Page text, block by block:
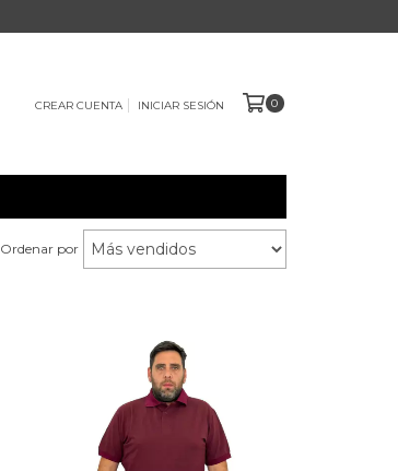
CREAR CUENTA INICIAR SESIÓN 0
Ordenar por